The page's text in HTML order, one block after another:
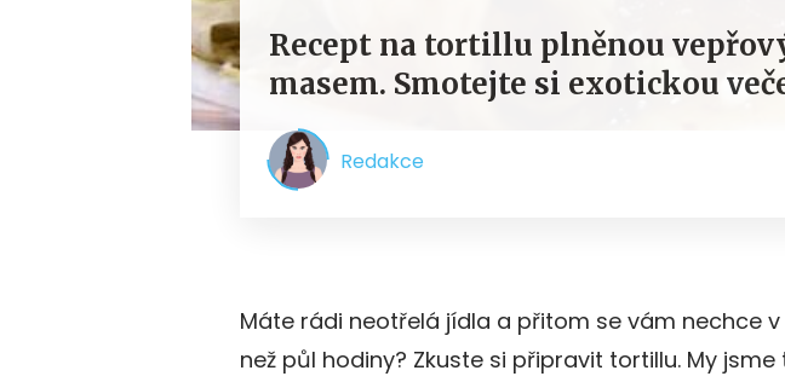
Recept na tortillu plněnou
masem. Smotejte si exotickou
Redakce
Máte rádi neotřelá jídla a přitom se vám nechce
než půl hodiny? Zkuste si připravit tortillu. My